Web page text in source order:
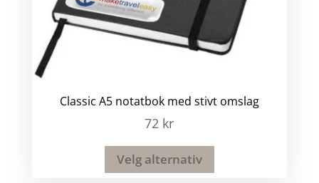
Classic A5 notatbok med stivt omslag
72 kr
Velg alternativ